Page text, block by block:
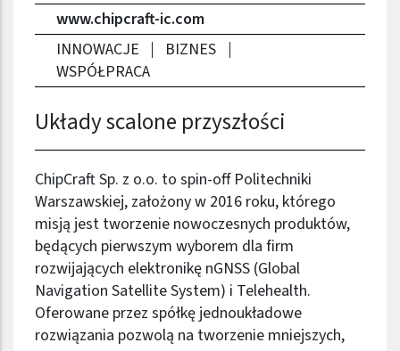
www.chipcraft-ic.com
INNOWACJE
BIZNES
WSPÓŁPRACA
Układy scalone przyszłości
ChipCraft Sp. z o.o. to spin-off Politechniki
Warszawskiej, założony w 2016 roku, którego
misją jest tworzenie nowoczesnych produktów,
będących pierwszym wyborem dla firm
rozwijających elektronikę nGNSS (Global
Navigation Satellite System) i Telehealth.
Oferowane przez spółkę jednoukładowe
rozwiązania pozwolą na tworzenie mniejszych,